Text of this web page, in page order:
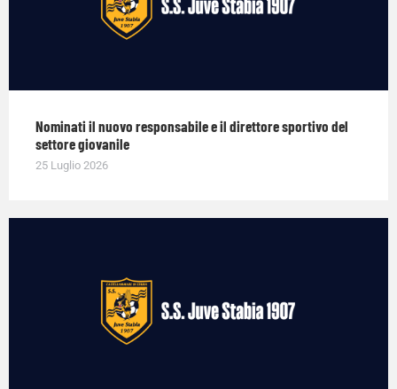
Nominati il nuovo responsabile e il direttore sportivo del
settore giovanile
25 Luglio 2026